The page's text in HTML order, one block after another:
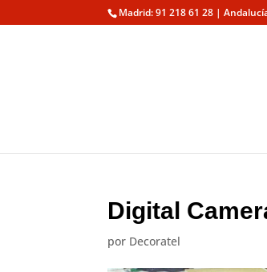
Madrid: 91 218 61 28 |
Digital
por Decoratel